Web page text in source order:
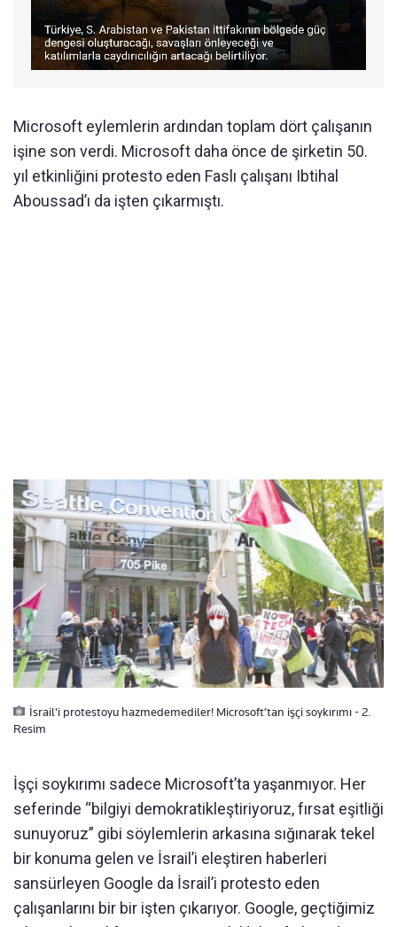
Microsoft eylemlerin ardından toplam dört çalışanın
işine son verdi. Microsoft daha önce de şirketin 50.
yıl etkinliğini protesto eden Faslı çalışanı Ibtihal
Aboussad’ı da işten çıkarmıştı.
İsrail'i protestoyu hazmedemediler! Microsoft’tan işçi soykırımı - 2.
Resim
İşçi soykırımı sadece Microsoft’ta yaşanmıyor. Her
seferinde “bilgiyi demokratikleştiriyoruz, fırsat eşitliği
sunuyoruz” gibi söylemlerin arkasına sığınarak tekel
bir konuma gelen ve İsrail’i eleştiren haberleri
sansürleyen Google da İsrail’i protesto eden
çalışanlarını bir bir işten çıkarıyor. Google, geçtiğimiz